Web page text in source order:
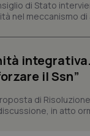
di Stato
nel meccanismo di
il Ssn”
di
in atto
tracking-sites-
tracking-enable
tracking-sites-
session-id